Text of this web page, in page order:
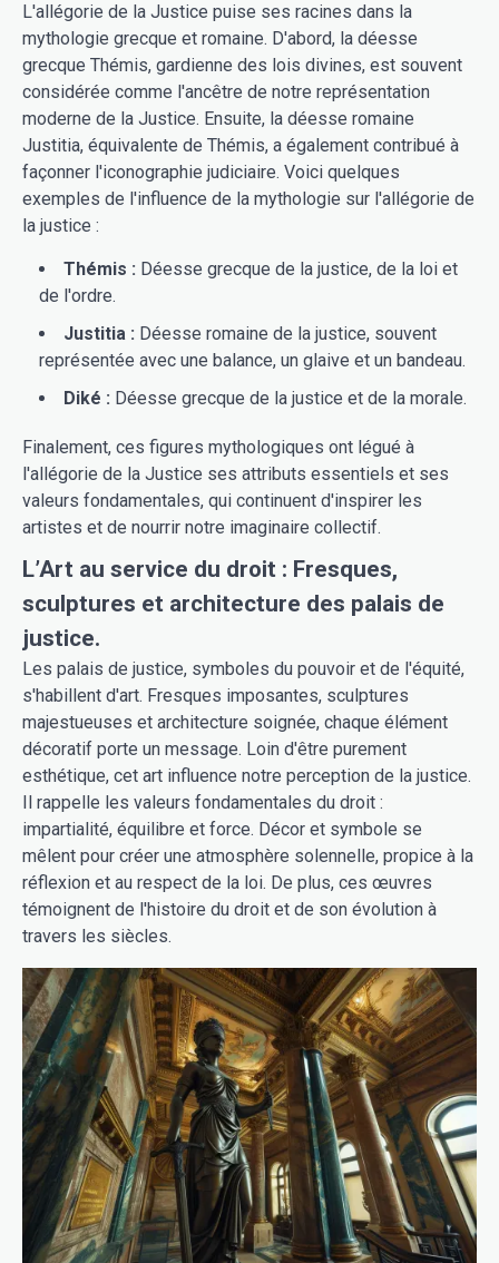
L'allégorie de la Justice puise ses racines dans la
mythologie grecque et romaine. D'abord, la déesse
grecque Thémis, gardienne des lois divines, est souvent
considérée comme l'ancêtre de notre représentation
moderne de la Justice. Ensuite, la déesse romaine
Justitia, équivalente de Thémis, a également contribué à
façonner l'iconographie judiciaire. Voici quelques
exemples de l'influence de la mythologie sur l'allégorie de
la justice :
Thémis : Déesse grecque de la justice, de la loi et
de l'ordre.
Justitia : Déesse romaine de la justice, souvent
représentée avec une balance, un glaive et un bandeau.
Diké : Déesse grecque de la justice et de la morale.
Finalement, ces figures mythologiques ont légué à
l'allégorie de la Justice ses attributs essentiels et ses
valeurs fondamentales, qui continuent d'inspirer les
artistes et de nourrir notre imaginaire collectif.
L’Art au service du droit : Fresques,
sculptures et architecture des palais de
justice.
Les palais de justice, symboles du pouvoir et de l'équité,
s'habillent d'art. Fresques imposantes, sculptures
majestueuses et architecture soignée, chaque élément
décoratif porte un message. Loin d'être purement
esthétique, cet art influence notre perception de la justice.
Il rappelle les valeurs fondamentales du droit :
impartialité, équilibre et force. Décor et symbole se
mêlent pour créer une atmosphère solennelle, propice à la
réflexion et au respect de la loi. De plus, ces œuvres
témoignent de l'histoire du droit et de son évolution à
travers les siècles.